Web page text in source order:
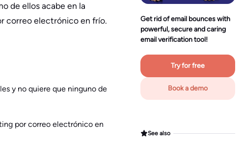
de ellos acabe en la
correo electrónico en frío.
y no quiere que ninguno de
por correo electrónico en
Get rid of email bounces with
powerful, secure and caring
email verification tool!
Try for free
Book a demo
See also